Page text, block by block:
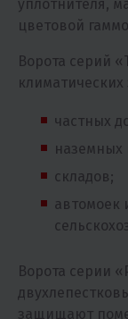
уплотнителя,
цветовой
Ворота серий
частных
наземных
складов;
автомоек
Ворота серии
защищают